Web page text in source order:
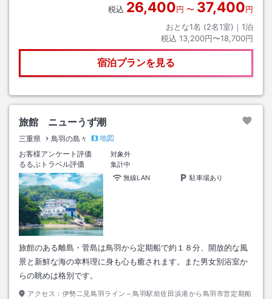
税込 26,400円 〜 37,400円
おとな1名 (2名1室)｜ 1泊
税込 13,200円〜18,700円
宿泊プランを見る
旅館 ニューうず潮
三重県 鳥羽の島々
地図
お客様アンケート評価
対象外
るるぶトラベル評価
集計中
無線LAN
駐車場あり
旅館のある離島・菅島は鳥羽から定期船で約１８分、開放的な風
景と新鮮な海の幸料理に身も心も癒されます。また男女別浴室か
らの眺めは格別です。
アクセス： 伊勢二見鳥羽ライン～鳥羽駅前佐田浜港から鳥羽市営定期船